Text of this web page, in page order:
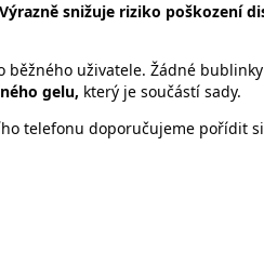
Výrazně snižuje riziko poškození
běžného uživatele. Žádné
gelu, který je součástí sady.
telefonu doporučujeme pořídit